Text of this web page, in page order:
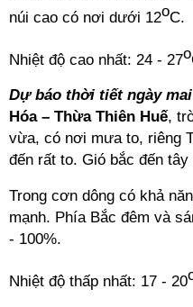
núi cao có nơi dưới 12oC.
Nhiệt độ cao nhất: 24 - 27o
Dự báo thời tiết ngày mai
Hóa – Thừa Thiên Huế,
vừa, có nơi mưa to, riêng
đến rất to. Gió bắc đến tây
Trong cơn dông có khả
mạnh. Phía Bắc đêm và
- 100%.
Nhiệt độ thấp nhất: 17 - 20